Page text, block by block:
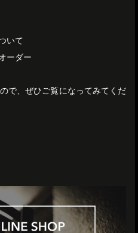
いて
ーダー
で、ぜひご覧になってみてくだ